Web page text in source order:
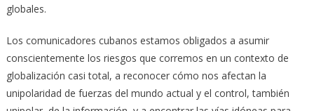
globales.
Los comunicadores cubanos estamos obligados a asumir
conscientemente los riesgos que corremos en un contexto de
globalización casi total, a reconocer cómo nos afectan la
unipolaridad de fuerzas del mundo actual y el control, también